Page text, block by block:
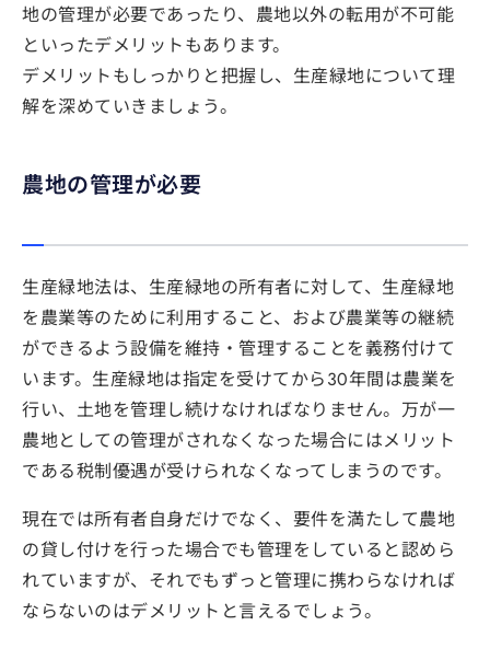
地の管理が必要であったり、農地以外の転用が不可能
といったデメリットもあります。
デメリットもしっかりと把握し、生産緑地について理
解を深めていきましょう。
農地の管理が必要
生産緑地法は、生産緑地の所有者に対して、生産緑地
を農業等のために利用すること、および農業等の継続
ができるよう設備を維持・管理することを義務付けて
います。生産緑地は指定を受けてから30年間は農業を
行い、土地を管理し続けなければなりません。万が一
農地としての管理がされなくなった場合にはメリット
である税制優遇が受けられなくなってしまうのです。
現在では所有者自身だけでなく、要件を満たして農地
の貸し付けを行った場合でも管理をしていると認めら
れていますが、それでもずっと管理に携わらなければ
ならないのはデメリットと言えるでしょう。